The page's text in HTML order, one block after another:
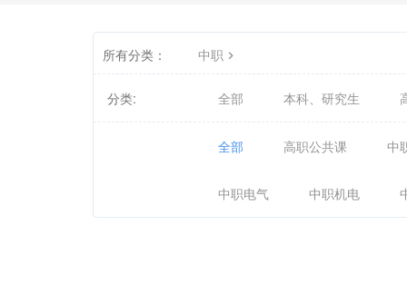
所有分类： 中职
分类: 全部 本科、研究生
全部 高职公共课 中
中职电气 中职机电